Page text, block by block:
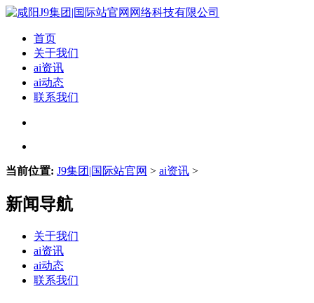
首页
关于我们
ai资讯
ai动态
联系我们
当前位置: J9集团|国际站官网 > ai资讯 >
新闻导航
关于我们
ai资讯
ai动态
联系我们